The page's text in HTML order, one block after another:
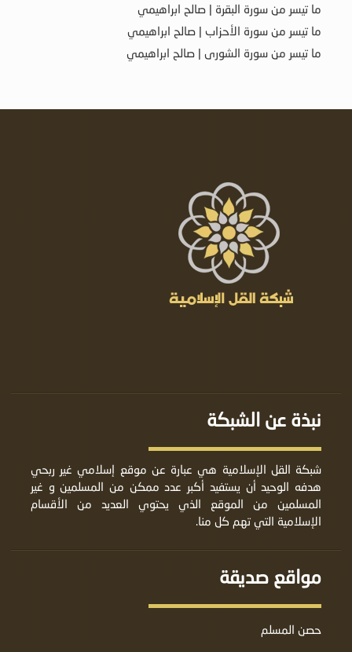
ما تيسر من سورة البقرة | صالح ابراهيمي
ما تيسر من سورة الأحزاب | صالح ابراهيمي
ما تيسر من سورة الشورى | صالح ابراهيمي
نبذة عن الشبكة
شبكة القل الإسلامية هي عبارة عن موقع إسلامي غير ربحي
هدفه الوحيد أن يستفيد أكبر عدد ممكن من المسلمين و غير
المسلمين من الموقع الذي يحتوي العديد من الأقسام
الإسلامية التي تهم كل منا.
مواقع صديقة
حصن المسلم